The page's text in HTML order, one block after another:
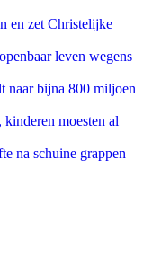
en zet Christelijke
leven wegens
naar bijna 800 miljoen
moesten al
na schuine grappen